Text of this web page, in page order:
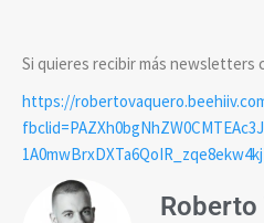
Si quieres recibir más newsletters
https://
Roberto